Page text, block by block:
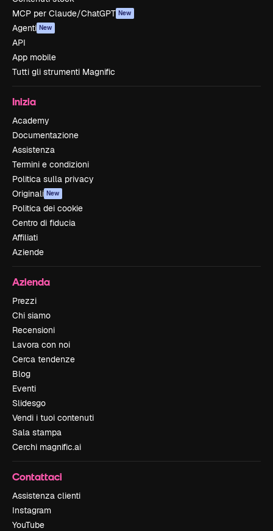
MCP per Claude/ChatGPT New
Agenti New
API
App mobile
Tutti gli strumenti Magnific
Inizia
Academy
Documentazione
Assistenza
Termini e condizioni
Politica sulla privacy
Originali New
Politica dei cookie
Centro di fiducia
Affiliati
Aziende
Azienda
Prezzi
Chi siamo
Recensioni
Lavora con noi
Cerca tendenze
Blog
Eventi
Slidesgo
Vendi i tuoi contenuti
Sala stampa
Cerchi magnific.ai
Contattaci
Assistenza clienti
Instagram
YouTube